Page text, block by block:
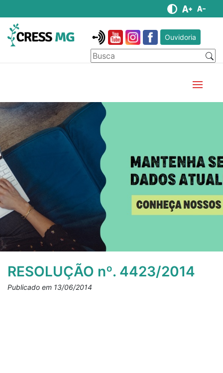
Ouvidoria
RESOLUÇÃO nº. 4423/2014
Publicado em 13/06/2014